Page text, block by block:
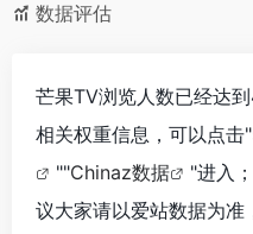
数据评估
芒果TV浏览人数已经达
相关权重信息，可以点击"
""Chinaz数据
"进入
议大家请以爱站数据为准